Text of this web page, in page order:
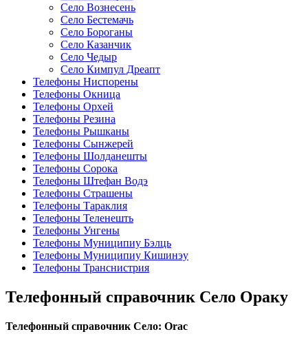
Село Вознесень
Село Бестемачь
Село Бороганы
Село Казанчик
Село Чедыр
Село Кимпул Дреапт
Телефоны Ниспорены
Телефоны Окница
Телефоны Орхей
Телефоны Резина
Телефоны Рышканы
Телефоны Сынжерей
Телефоны Шолданешты
Телефоны Сорока
Телефоны Штефан Водэ
Телефоны Страшены
Телефоны Тараклия
Телефоны Теленешть
Телефоны Унгены
Телефоны Муниципиу Бэлць
Телефоны Муниципиу Кишинэу
Телефоны Транснистрия
Телефонный справочник Село Ораку
Телефонный справочник Село: Orac